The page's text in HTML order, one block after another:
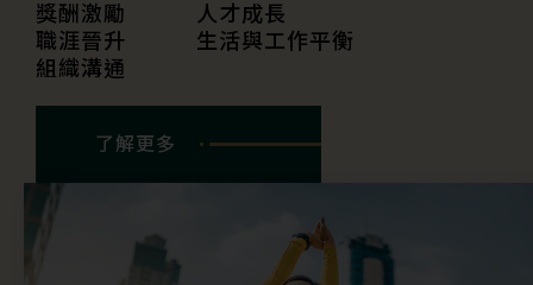
獎酬激勵
人才成長
職涯晉升
生活與工作平衡
組織溝通
了解更多